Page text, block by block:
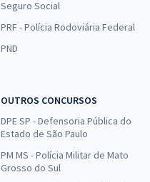
Seguro Social
PRF - Polícia Rodoviária Federal
PND
OUTROS CONCURSOS
DPE SP - Defensoria Pública do
Estado de São Paulo
PM MS - Polícia Militar de Mato
Grosso do Sul